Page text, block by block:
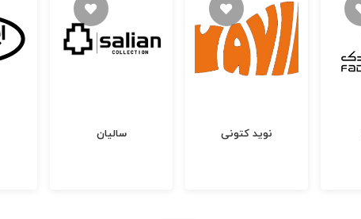
سالیان نوید کتونی